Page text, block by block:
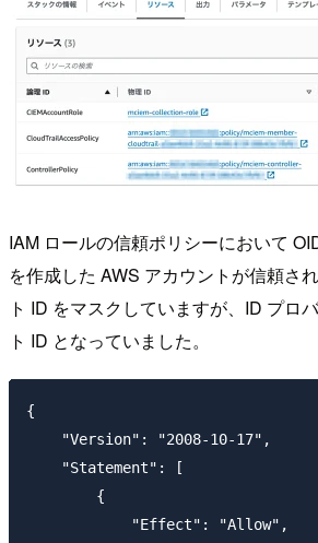
IAM ロールの信頼ポリシーにおいて
を作成した AWS アカウントが信頼さ
ト ID をマスクしていますが、ID プロ
ト ID となっていました。
{
    "Version": "2008-10-17",
    "Statement": [
        {
            "Effect": "Allow",